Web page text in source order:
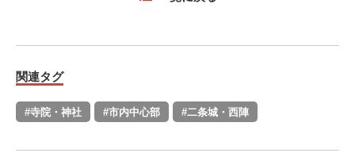
関連タグ
#寺院・神社 #市内中心部 #二条城・西陣